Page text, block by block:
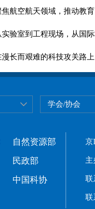
焦航空航天领域，推动教
室到工程现场，从国际
而艰难的科技攻关路上
学会/协会
自然资源部
民政部
中国科协
京
联
联